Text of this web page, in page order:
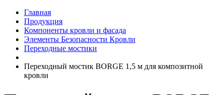
Главная
Продукция
Компоненты кровли и фасада
Элементы Безопасности Кровли
Переходные мостики
Переходный мостик BORGE 1,5 м для композитной
кровли